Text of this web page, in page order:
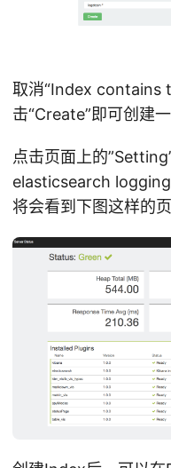
取消“Index contains
击“Create”即可创建
点击页面上的
elasticsearch
将会看到下图这样的页